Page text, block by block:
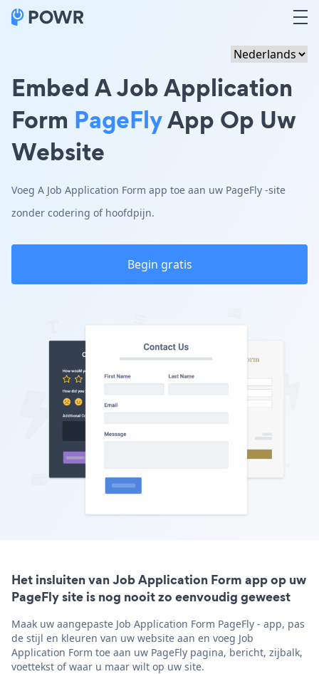
Embed A Job Application
Form PageFlyApp Op Uw
Website
Voeg A Job Application Form app toe aan uw PageFly -site
zonder codering of hoofdpijn.
Begin gratis
Het insluiten van Job Application Form app op uw
PageFly site is nog nooit zo eenvoudig geweest
Maak uw aangepaste Job Application Form PageFly - app, pas
de stijl en kleuren van uw website aan en voeg Job
Application Form toe aan uw PageFly pagina, bericht, zijbalk,
voettekst of waar u maar wilt op uw site.